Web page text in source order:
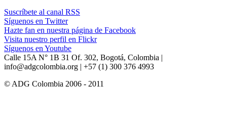
Suscríbete al canal RSS
Síguenos en Twitter
Hazte fan en nuestra página de Facebook
Visita nuestro perfil en Flickr
Síguenos en Youtube
Calle 15A N° 1B 31 Of. 302, Bogotá, Colombia |
info@adgcolombia.org | +57 (1) 300 376 4993
© ADG Colombia 2006 - 2011